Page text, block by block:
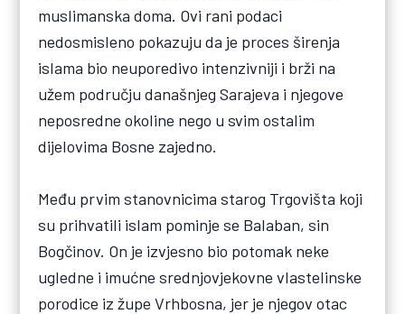
muslimanska doma. Ovi rani podaci
nedosmisleno pokazuju da je proces širenja
islama bio neuporedivo intenzivniji i brži na
užem području današnjeg Sarajeva i njegove
neposredne okoline nego u svim ostalim
dijelovima Bosne zajedno.
Među prvim stanovnicima starog Trgovišta koji
su prihvatili islam pominje se Balaban, sin
Bogčinov. On je izvjesno bio potomak neke
ugledne i imućne srednjovjekovne vlastelinske
porodice iz župe Vrhbosna, jer je njegov otac